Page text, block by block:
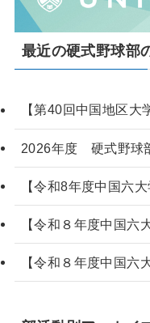
最近の硬式野球部
【第40回中国地区大
2026年度 硬式野球
【令和8年度中国六
【令和８年度中国六
【令和８年度中国六